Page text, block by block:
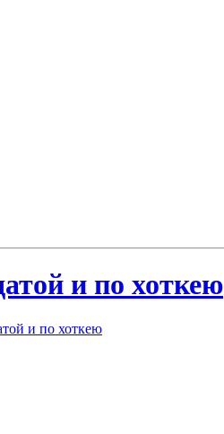
и по хоткею
и по хоткею